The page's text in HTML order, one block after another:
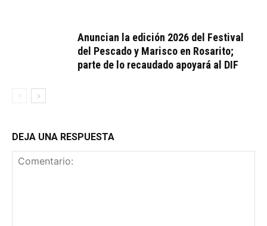
Anuncian la edición 2026 del Festival
del Pescado y Marisco en Rosarito;
parte de lo recaudado apoyará al DIF
DEJA UNA RESPUESTA